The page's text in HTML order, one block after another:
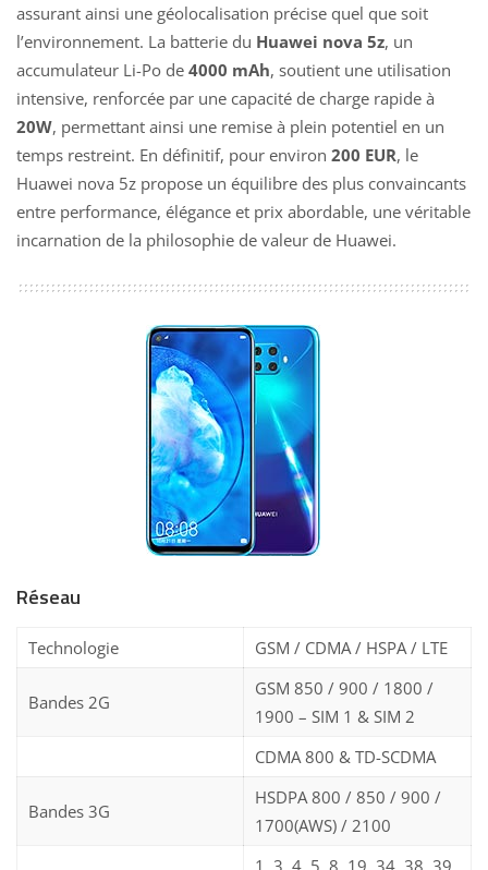
assurant ainsi une géolocalisation précise quel que soit
l’environnement. La batterie du Huawei nova 5z, un
accumulateur Li-Po de 4000 mAh, soutient une utilisation
intensive, renforcée par une capacité de charge rapide à
20W, permettant ainsi une remise à plein potentiel en un
temps restreint. En définitif, pour environ 200 EUR, le
Huawei nova 5z propose un équilibre des plus convaincants
entre performance, élégance et prix abordable, une véritable
incarnation de la philosophie de valeur de Huawei.
Réseau
Technologie GSM / CDMA / HSPA / LTE
Bandes 2G
GSM 850 / 900 / 1800 /
1900 – SIM 1 & SIM 2
CDMA 800 & TD-SCDMA
Bandes 3G
HSDPA 800 / 850 / 900 /
1700(AWS) / 2100